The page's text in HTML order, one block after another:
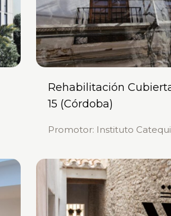
Rehabilitación
15 (Córdoba)
Promotor: Instituto